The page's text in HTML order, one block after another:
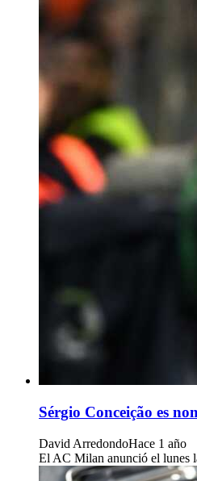
Sérgio Conceição es
David ArredondoHace 1 año
El AC Milan anunció el lunes